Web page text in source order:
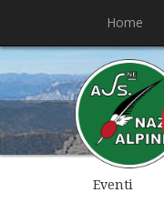
Home
Eventi